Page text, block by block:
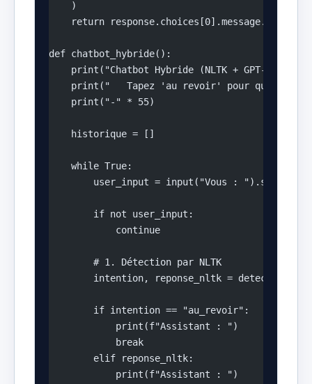
    )
    return response.choices[0].message.content
def chatbot_hybride():
print("Chatbot Hybride (NLTK + GPT-4.1
    print("   Tapez 'au revoir' pour quitter")
    print("-" * 55)
    historique = []
    while True:
        user_input = input("Vous : ").strip()
        if not user_input:
            continue
        # 1. Détection par NLTK
intention, reponse_nltk =
        if intention == "au_revoir":
            print(f"Assistant : ")
            break
        elif reponse_nltk:
            print(f"Assistant : ")